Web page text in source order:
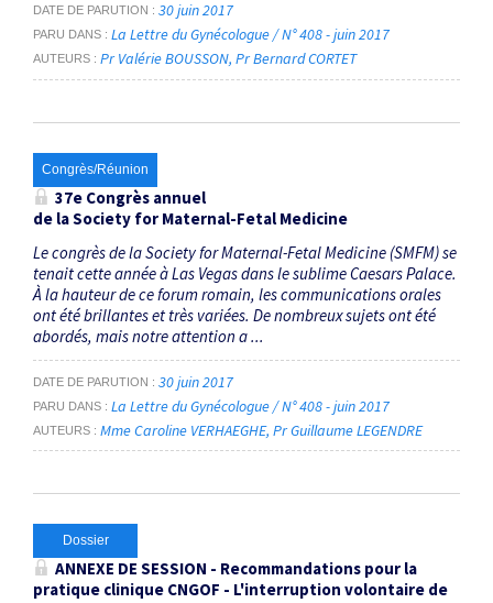
DATE DE PARUTION 30 juin 2017
PARU DANS La Lettre du Gynécologue / N° 408 - juin 2017
AUTEURS Pr Valérie BOUSSON Pr Bernard CORTET
Congrès/Réunion
37e Congrès annuel
de la Society for Maternal-Fetal Medicine
Le congrès de la Society for Maternal-Fetal Medicine (SMFM) se
tenait cette année à Las Vegas dans le sublime Caesars Palace.
À la hauteur de ce forum romain, les communications orales
ont été brillantes et très variées. De nombreux sujets ont été
abordés, mais notre attention a ...
DATE DE PARUTION 30 juin 2017
PARU DANS La Lettre du Gynécologue / N° 408 - juin 2017
AUTEURS Mme Caroline VERHAEGHE Pr Guillaume LEGENDRE
Dossier
ANNEXE DE SESSION - Recommandations pour la
pratique clinique CNGOF - L'interruption volontaire de